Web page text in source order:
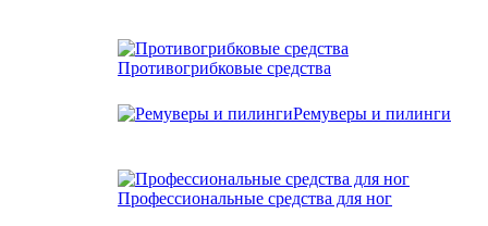
Противогрибковые средства
Ремуверы и пилинги
Профессиональные средства для ног